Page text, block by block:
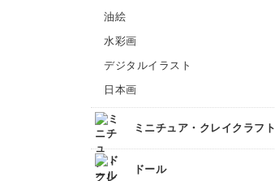
油絵
水彩画
デジタルイラスト
日本画
ミニチュア・クレイクラフト
すべて
ドール